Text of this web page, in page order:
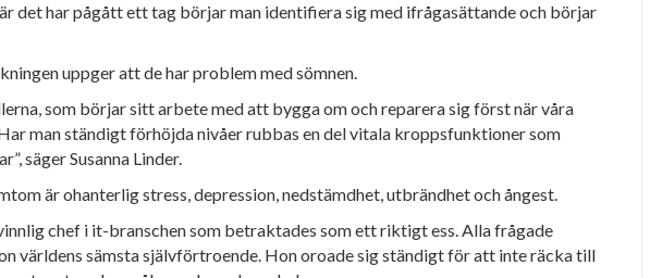
det har pågått ett tag börjar man identifiera sig med ifrågasättande och börjar
uppger att de har problem med sömnen.
som börjar sitt arbete med att bygga om och reparera sig först när våra
man ständigtförhöjda nivåer rubbas en del vitala kroppsfunktioner som
säger Susanna Linder.
är ohanterlig stress, depression, nedstämdhet, utbrändhet och ångest.
chef i it-branschen som betraktades som ett riktigt ess. Alla frågade
världens sämsta självförtroende. Hon oroade sig ständigt för att inte räcka till